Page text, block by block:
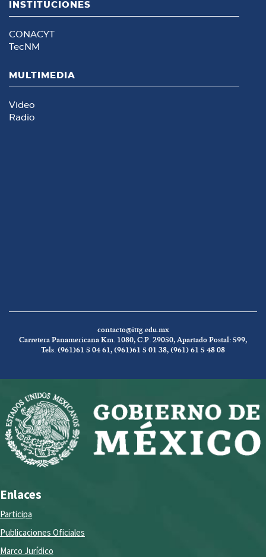
INSTITUCIONES
CONACYT
TecNM
MULTIMEDIA
Video
Radio
contacto@ittg.edu.mx
Carretera Panamericana Km. 1080, C.P. 29050, Apartado Postal: 599,
Tels. (961)61 5 04 61, (961)61 5 01 38, (961) 61 5 48 08
Enlaces
Participa
Publicaciones Oficiales
Marco Jurídico